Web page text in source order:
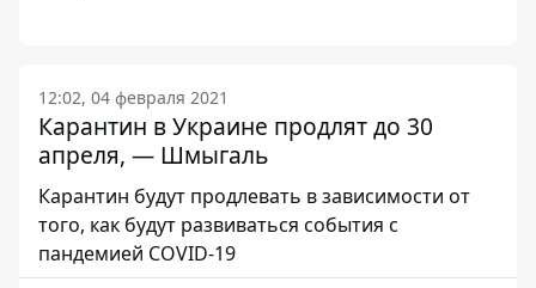
12:02, 04 февраля 2021
Карантин в Украине продлят до 30
апреля, — Шмыгаль
Карантин будут продлевать в зависимости от
того, как будут развиваться события с
пандемией COVID-19